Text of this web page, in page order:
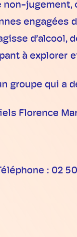
non-
à explorer
groupe qui a
Florence
: 02